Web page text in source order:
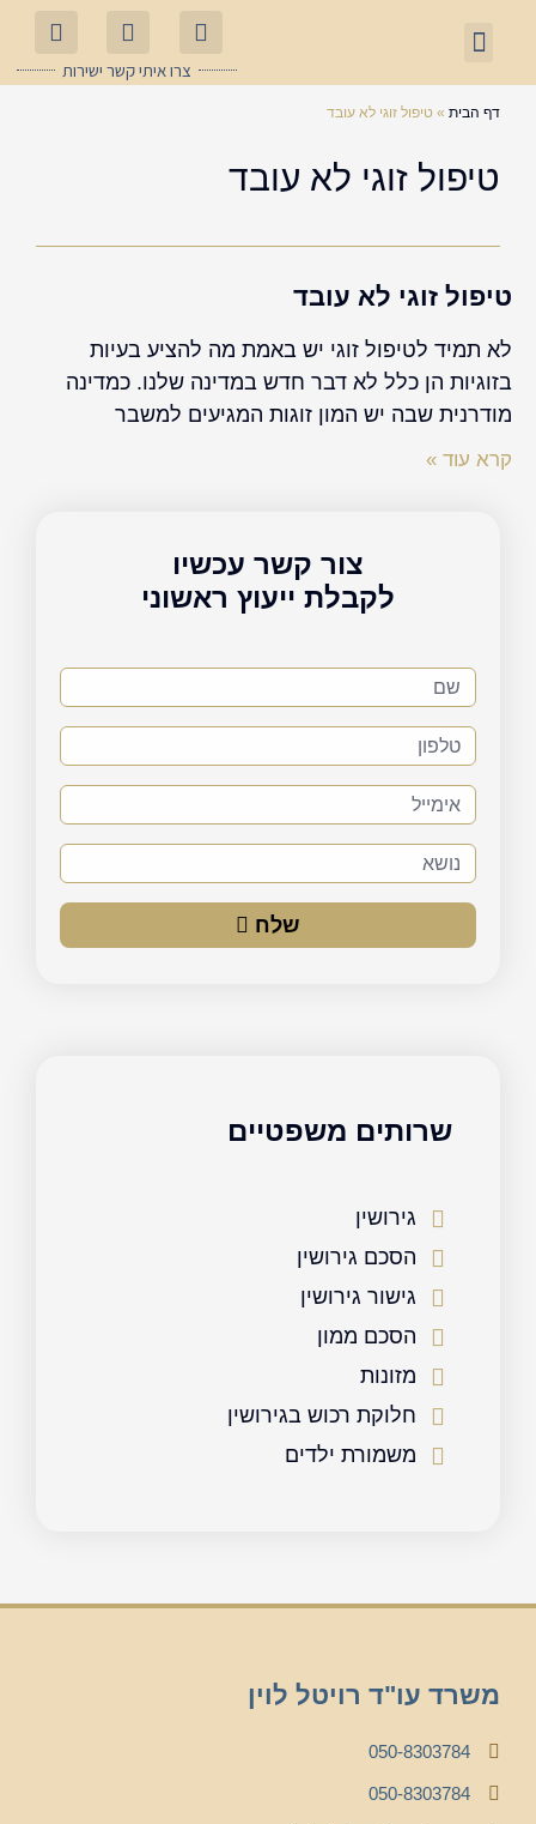
תפריט
צרו איתי קשר ישירות
דף הבית » טיפול זוגי לא עובד
טיפול זוגי לא עובד
טיפול זוגי לא עובד
לא תמיד לטיפול זוגי יש באמת מה להציע בעיות
בזוגיות הן כלל לא דבר חדש במדינה שלנו. כמדינה
מודרנית שבה יש המון זוגות המגיעים למשבר
קרא עוד »
צור קשר עכשיו
לקבלת ייעוץ ראשוני
שם
טלפון
אימייל
נושא
שלח
שרותים משפטיים
גירושין
הסכם גירושין
גישור גירושין
הסכם ממון
מזונות
חלוקת רכוש בגירושין
משמורת ילדים
משרד עו"ד רויטל לוין
050-8303784
050-8303784